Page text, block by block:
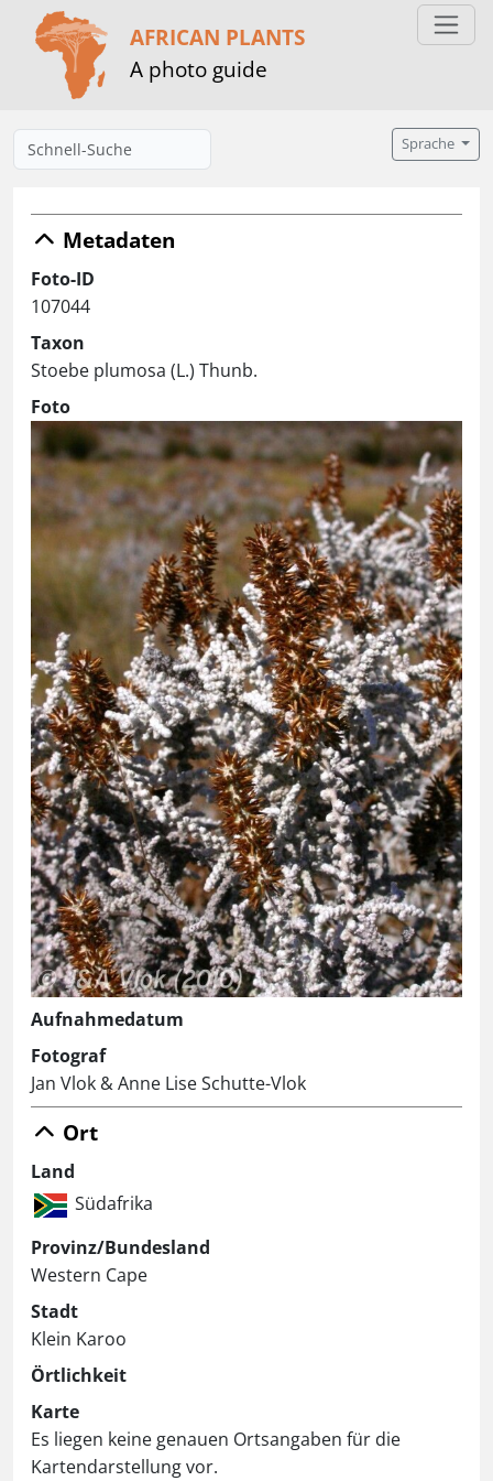
AFRICAN PLANTS
A photo guide
Sprache
Metadaten
Foto-ID
107044
Taxon
Stoebe plumosa (L.) Thunb.
Foto
Aufnahmedatum
Fotograf
Jan Vlok & Anne Lise Schutte-Vlok
Ort
Land
Südafrika
Provinz/Bundesland
Western Cape
Stadt
Klein Karoo
Örtlichkeit
Karte
Es liegen keine genauen Ortsangaben für die
Kartendarstellung vor.